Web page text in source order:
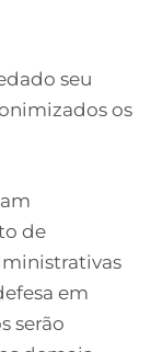
seu
os
de
em
serão